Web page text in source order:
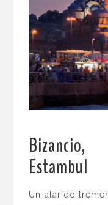
Estambul
Un alarido